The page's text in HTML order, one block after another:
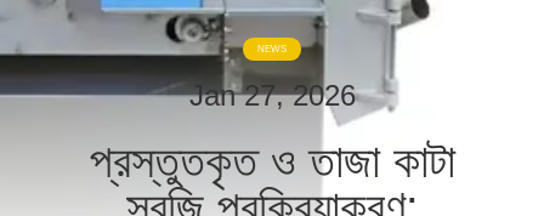
কারখানা
পরিদর্শন
NEWS
Jan 27, 2026
প্রস্তুতকৃত ও তাজা কাটা